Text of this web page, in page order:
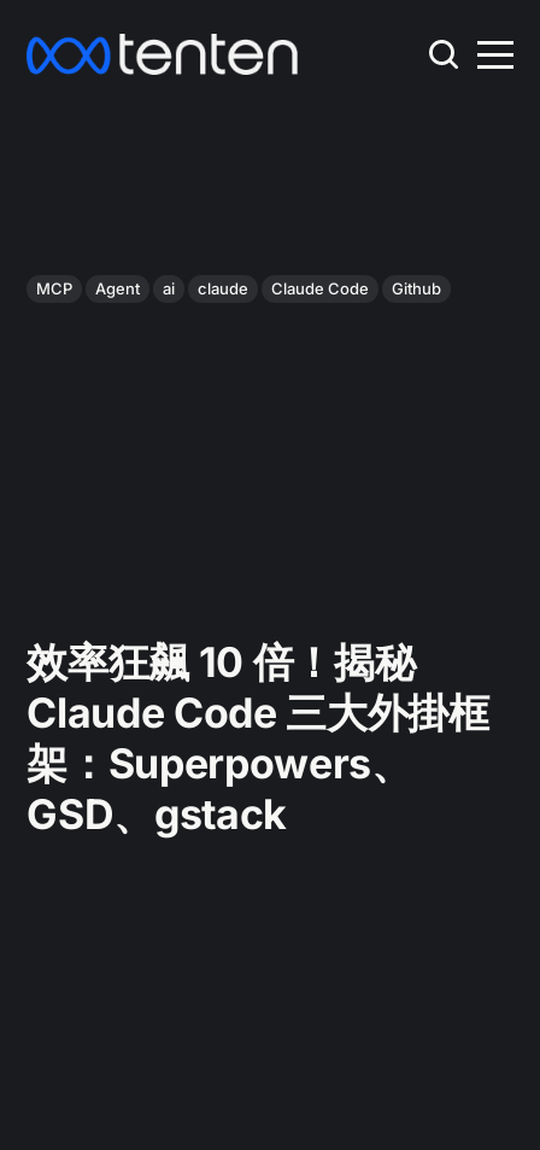
MCP Agent ai claude Claude Code Github
效率狂飆 10 倍！揭秘
Claude Code 三大外掛框
架：Superpowers、
GSD、gstack